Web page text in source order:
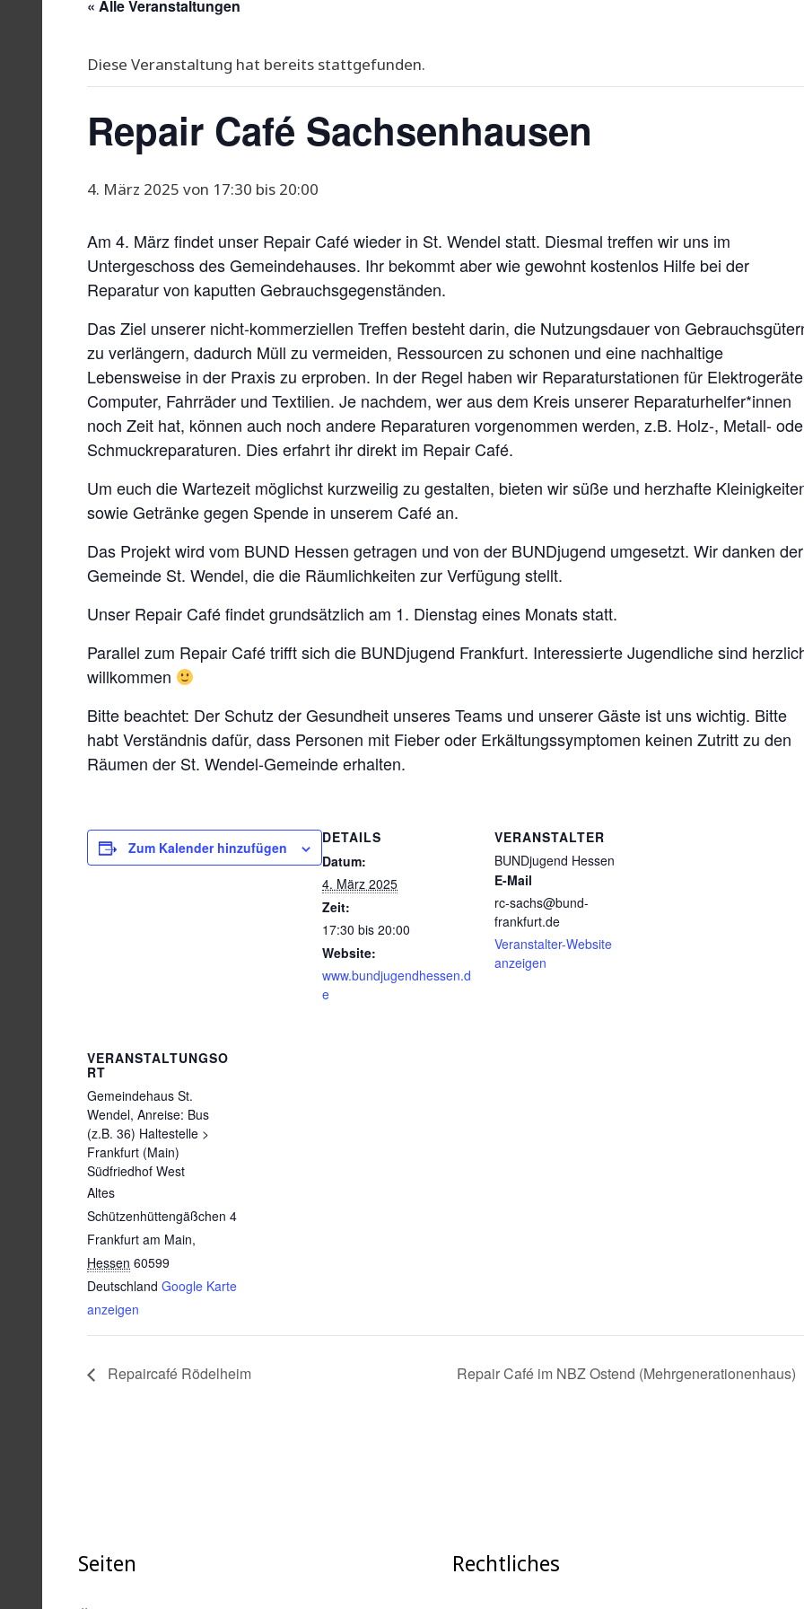
« Alle Veranstaltungen
Diese Veranstaltung hat bereits stattgefunden.
Repair Café Sachsenhausen
4. März 2025 von 17:30 bis 20:00
Am 4. März findet unser Repair Café wieder in St. Wendel statt. Diesmal treffen wir uns im
Untergeschoss des Gemeindehauses. Ihr bekommt aber wie gewohnt kostenlos Hilfe bei der
Reparatur von kaputten Gebrauchsgegenständen.
Das Ziel unserer nicht-kommerziellen Treffen besteht darin, die Nutzungsdauer von
zu verlängern, dadurch Müll zu vermeiden, Ressourcen zu schonen und eine nachhaltige
Lebensweise in der Praxis zu erproben. In der Regel haben wir Reparaturstationen für
Computer, Fahrräder und Textilien. Je nachdem, wer aus dem Kreis unserer Reparaturhelfer*innen
noch Zeit hat, können auch noch andere Reparaturen vorgenommen werden, z.B. Holz-, Metall-
Schmuckreparaturen. Dies erfahrt ihr direkt im Repair Café.
Um euch die Wartezeit möglichst kurzweilig zu gestalten, bieten wir süße und herzhafte
sowie Getränke gegen Spende in unserem Café an.
Das Projekt wird vom BUND Hessen getragen und von der BUNDjugend umgesetzt. Wir danken der
Gemeinde St. Wendel, die die Räumlichkeiten zur Verfügung stellt.
Unser Repair Café findet grundsätzlich am 1. Dienstag eines Monats statt.
Parallel zum Repair Café trifft sich die BUNDjugend Frankfurt. Interessierte Jugendliche sind
willkommen
Bitte beachtet: Der Schutz der Gesundheit unseres Teams und unserer Gäste ist uns wichtig. Bitte
habt Verständnis dafür, dass Personen mit Fieber oder Erkältungssymptomen keinen Zutritt zu den
Räumen der St. Wendel-Gemeinde erhalten.
Zum Kalender hinzufügen
DETAILS
Datum:
4. März 2025
Zeit:
17:30 bis 20:00
Website:
www.bundjugendhessen.d
e
VERANSTALTER
BUNDjugend Hessen
E-Mail
rc-sachs@bund-
frankfurt.de
Veranstalter-Website
anzeigen
VERANSTALTUNGSO
RT
Gemeindehaus St.
Wendel, Anreise: Bus
(z.B. 36) Haltestelle >
Frankfurt (Main)
Südfriedhof West
Altes
Schützenhüttengäßchen 4
Frankfurt am Main,
Hessen 60599
Deutschland Google Karte
anzeigen
Repaircafé Rödelheim Repair Café im NBZ Ostend (Mehrgenerationenhaus)
Seiten Rechtliches